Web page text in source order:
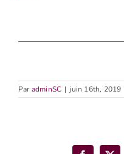
Par adminSC | juin 16th, 2019